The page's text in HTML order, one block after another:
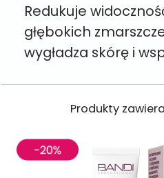
Redukuje
głębokich
wygładza skórę i
Produkty